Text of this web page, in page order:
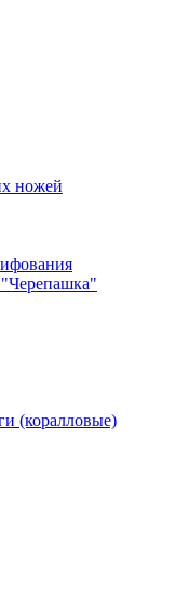
ножей
(коралловые)